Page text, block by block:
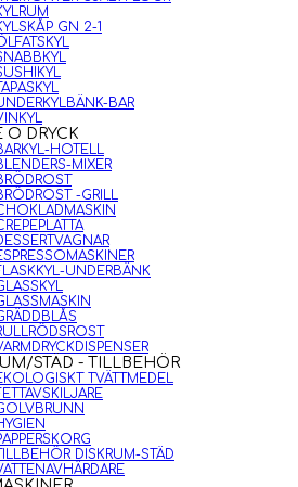
GN 2-1
BAR
O DRYCK
HOTELL
MIXER
-GRILL
UNDERBÄNK
STÄD - TILLBEHÖR
TVÄTTMEDEL
DISKRUM-STÄD